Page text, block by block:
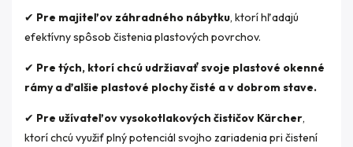
✔ Pre majiteľov záhradného nábytku, ktorí hľadajú
efektívny spôsob čistenia plastových povrchov.
✔ Pre tých, ktorí chcú udržiavať svoje plastové okenné
rámy a ďalšie plastové plochy čisté a v dobrom stave.
✔ Pre užívateľov vysokotlakových čističov Kärcher,
ktorí chcú využiť plný potenciál svojho zariadenia pri čistení